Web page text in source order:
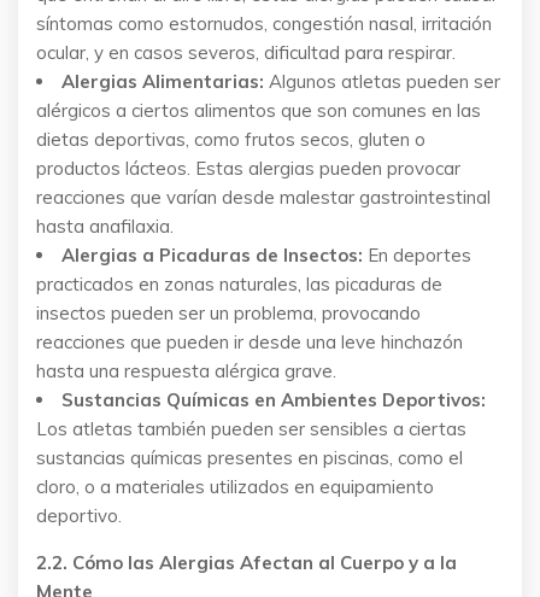
síntomas como estornudos, congestión nasal, irritación
ocular, y en casos severos, dificultad para respirar.
Alergias Alimentarias: Algunos atletas pueden ser
alérgicos a ciertos alimentos que son comunes en las
dietas deportivas, como frutos secos, gluten o
productos lácteos. Estas alergias pueden provocar
reacciones que varían desde malestar gastrointestinal
hasta anafilaxia.
Alergias a Picaduras de Insectos: En deportes
practicados en zonas naturales, las picaduras de
insectos pueden ser un problema, provocando
reacciones que pueden ir desde una leve hinchazón
hasta una respuesta alérgica grave.
Sustancias Químicas en Ambientes Deportivos:
Los atletas también pueden ser sensibles a ciertas
sustancias químicas presentes en piscinas, como el
cloro, o a materiales utilizados en equipamiento
deportivo.
2.2. Cómo las Alergias Afectan al Cuerpo y a la
Mente